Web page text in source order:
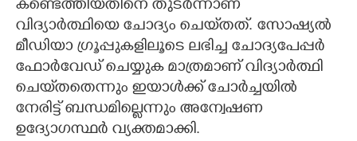
CONTACT US
കണ്ടെത്തിയതിനെ തുടർന്നാണ്
വിദ്യാർത്ഥിയെ ചോദ്യം ചെയ്‌തത്. സോഷ്യൽ
മീഡിയാ ഗ്രൂപ്പുകളിലൂടെ ലഭിച്ച ചോദ്യപേപ്പർ
ഫോർവേഡ് ചെയ്യുക മാത്രമാണ് വിദ്യാർത്ഥി
ചെയ്‌തതെന്നും ‌ഇയാൾക്ക് ചോർച്ചയിൽ
നേരിട്ട് ബന്ധമില്ലെന്നും അന്വേഷണ
ഉദ്യോഗസ്ഥർ വ്യക്തമാക്കി.